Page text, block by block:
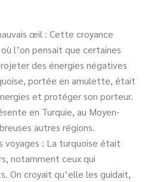
œil : Cette croyance
l’on pensait que certaines
des énergies négatives
portée en amulette, était
et protéger son porteur.
en Turquie, au Moyen-
autres régions.
: La turquoise était
notamment ceux qui
On croyait qu’elle les guidait,